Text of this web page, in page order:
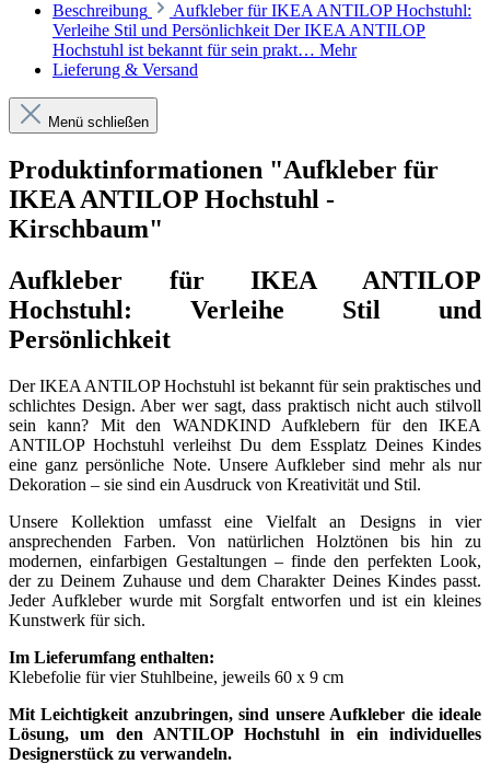
Beschreibung
Aufkleber für IKEA ANTILOP Hochstuhl:
Verleihe Stil und Persönlichkeit Der IKEA ANTILOP
Hochstuhl ist bekannt für sein prakt… Mehr
Lieferung & Versand
Menü schließen
Produktinformationen "Aufkleber für
IKEA ANTILOP Hochstuhl -
Kirschbaum"
Aufkleber für IKEA ANTILOP
Hochstuhl: Verleihe Stil und
Persönlichkeit
Der IKEA ANTILOP Hochstuhl ist bekannt für sein praktisches und
schlichtes Design. Aber wer sagt, dass praktisch nicht auch stilvoll
sein kann? Mit den WANDKIND Aufklebern für den IKEA
ANTILOP Hochstuhl verleihst Du dem Essplatz Deines Kindes
eine ganz persönliche Note. Unsere Aufkleber sind mehr als nur
Dekoration – sie sind ein Ausdruck von Kreativität und Stil.
Unsere Kollektion umfasst eine Vielfalt an Designs in vier
ansprechenden Farben. Von natürlichen Holztönen bis hin zu
modernen, einfarbigen Gestaltungen – finde den perfekten Look,
der zu Deinem Zuhause und dem Charakter Deines Kindes passt.
Jeder Aufkleber wurde mit Sorgfalt entworfen und ist ein kleines
Kunstwerk für sich.
Im Lieferumfang enthalten:
Klebefolie für vier Stuhlbeine, jeweils 60 x 9 cm
Mit Leichtigkeit anzubringen, sind unsere Aufkleber die ideale
Lösung, um den ANTILOP Hochstuhl in ein individuelles
Designerstück zu verwandeln.